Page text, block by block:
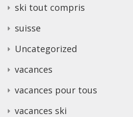
ski tout compris
suisse
Uncategorized
vacances
vacances pour tous
vacances ski